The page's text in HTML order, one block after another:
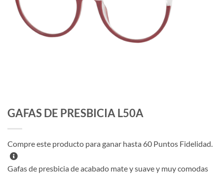
GAFAS DE PRESBICIA L50A
Compre este producto para ganar hasta 60 Puntos Fidelidad.
Gafas de presbicia de acabado mate y suave y muy comodas